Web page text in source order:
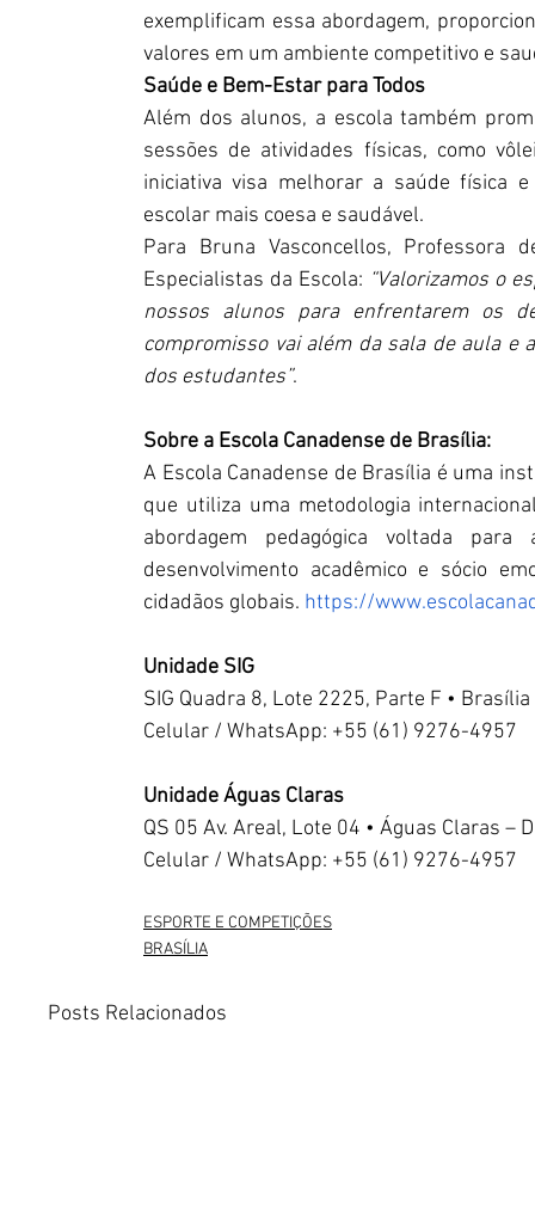
exemplificam essa abordagem,
valores em um ambiente competitivo e
Saúde e Bem-Estar para Todos
Além dos alunos, a escola também
sessões de atividades físicas, como
iniciativa visa melhorar a saúde física
escolar mais coesa e saudável.
Para Bruna Vasconcellos, Professora
Especialistas da Escola: “Valorizamos o
nossos alunos para enfrentarem os
compromisso vai além da sala de aula e
dos estudantes”.
Sobre a Escola Canadense de Brasília:
A Escola Canadense de Brasília é uma
que utiliza uma metodologia
abordagem pedagógica voltada
desenvolvimento acadêmico e sócio
cidadãos globais. https://
Unidade SIG
SIG Quadra 8, Lote 2225, Parte F • Brasília
Celular / WhatsApp: +55 (61) 9276-4957
Unidade Águas Claras
QS 05 Av. Areal, Lote 04 • Águas Claras –
Celular / WhatsApp: +55 (61) 9276-4957
ESPORTE E COMPETIÇÕES
BRASÍLIA
Posts Relacionados